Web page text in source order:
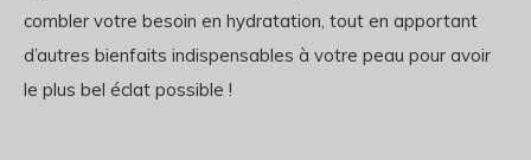
combler votre besoin en hydratation, tout en apportant
d’autres bienfaits indispensables à votre peau pour avoir
le plus bel éclat possible !